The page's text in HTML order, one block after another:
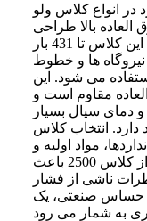
در انواع کلاس ولو
بالا طراحی
شده است. توان تحمل فشار عملیاتی این کلاس تا 431 بار
ها و خطوط
می شود. این
مقاوم است و
سیال بسیار
دارد. انتخاب کلاس
مواد اولیه و
شرایط عملیاتی است. استفاده از کلاس 2500 باعث
ناشی از فشار
حساس صنعتی، یک